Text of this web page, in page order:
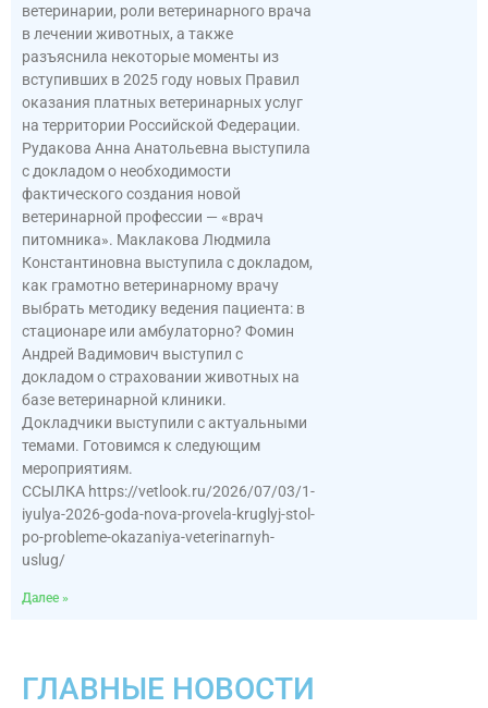
ветеринарии, роли ветеринарного врача
в лечении животных, а также
разъяснила некоторые моменты из
вступивших в 2025 году новых Правил
оказания платных ветеринарных услуг
на территории Российской Федерации.
Рудакова Анна Анатольевна выступила
с докладом о необходимости
фактического создания новой
ветеринарной профессии — «врач
питомника». Маклакова Людмила
Константиновна выступила с докладом,
как грамотно ветеринарному врачу
выбрать методику ведения пациента: в
стационаре или амбулаторно? Фомин
Андрей Вадимович выступил с
докладом о страховании животных на
базе ветеринарной клиники.
Докладчики выступили с актуальными
темами. Готовимся к следующим
мероприятиям.
ССЫЛКА https://vetlook.ru/2026/07/03/1-
iyulya-2026-goda-nova-provela-kruglyj-stol-
po-probleme-okazaniya-veterinarnyh-
uslug/
Далее »
ГЛАВНЫЕ НОВОСТИ